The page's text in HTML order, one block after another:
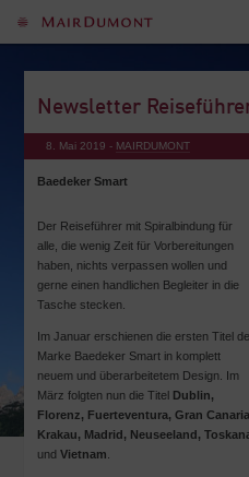
Newsletter
8. Mai 2019 - MAIRDUMONT
Baedeker Smart
Der Reiseführer mit Spiralbindung für
alle, die wenig Zeit für Vorbereitungen
haben, nichts verpassen wollen und
gerne einen handlichen Begleiter in die
Tasche stecken.
Im Januar erschienen die ersten Titel
Marke Baedeker Smart in komplett
neuem und überarbeitetem Design. Im
März folgten nun die Titel Dublin,
Florenz, Fuerteventura, Gran
Krakau, Madrid, Neuseeland,
und Vietnam